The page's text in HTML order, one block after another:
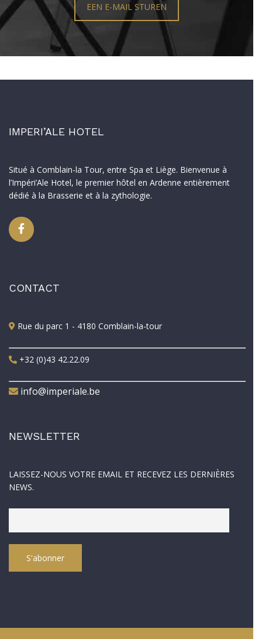
EEN E-MAIL STUREN
IMPERI’ALE HOTEL
Situé à Comblain-la Tour, entre Spa et Liège. Bienvenue à
l’Impéri’Ale Hotel, le premier hôtel en Ardenne entièrement
dédié à la Brasserie et à la zythologie.
CONTACT
Rue du parc 1 - 4180 Comblain-la-tour
+32 (0)43 42.22.09
info@imperiale.be
NEWSLETTER
LAISSEZ-NOUS VOTRE EMAIL ET RECEVEZ LES DERNIÈRES
NEWS.